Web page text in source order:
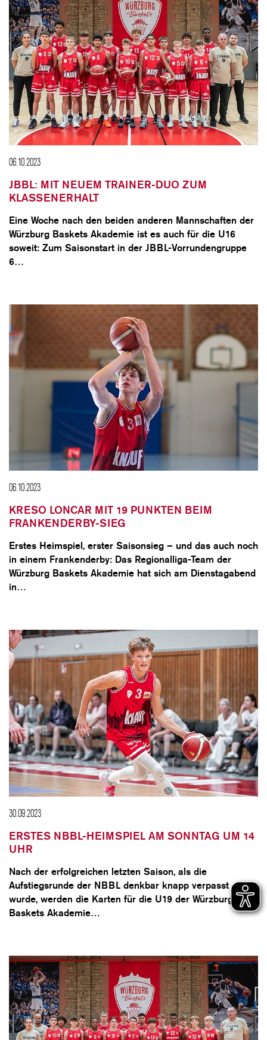
06.10.2023
JBBL: MIT NEUEM TRAINER-DUO ZUM
KLASSENERHALT
Eine Woche nach den beiden anderen Mannschaften der
Würzburg Baskets Akademie ist es auch für die U16
soweit: Zum Saisonstart in der JBBL-Vorrundengruppe
6…
06.10.2023
KRESO LONCAR MIT 19 PUNKTEN BEIM
FRANKENDERBY-SIEG
Erstes Heimspiel, erster Saisonsieg – und das auch noch
in einem Frankenderby: Das Regionalliga-Team der
Würzburg Baskets Akademie hat sich am Dienstagabend
in…
30.09.2023
ERSTES NBBL-HEIMSPIEL AM SONNTAG UM 14
UHR
Nach der erfolgreichen letzten Saison, als die
Aufstiegsrunde der NBBL denkbar knapp verpasst
wurde, werden die Karten für die U19 der Würzburg
Baskets Akademie…